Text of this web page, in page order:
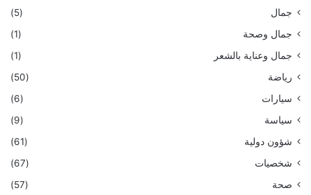
جمال
(5)
جمال وصحة
(1)
جمال وعناية بالشعر
(1)
رياضة
(50)
سيارات
(6)
سياسة
(9)
شؤون دولية
(61)
شخصيات
(67)
صحة
(57)